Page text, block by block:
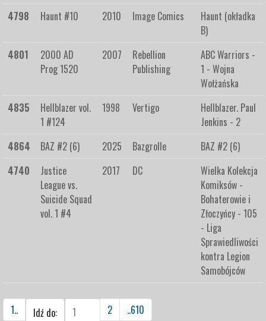
4798
Haunt #10 2010 Image Comics
Haunt (okładka
B)
4801
2000 AD
Prog 1520
2007
Rebellion
Publishing
ABC Warriors -
1 - Wojna
Wołżańska
4835
Hellblazer vol.
1 #124
1998 Vertigo
Hellblazer. Paul
Jenkins - 2
4864
BAZ #2 (6) 2025 Bazgrolle
BAZ #2 (6)
4740
Justice
League vs.
Suicide Squad
vol. 1 #4
2017 DC
Wielka Kolekcja
Komiksów -
Bohaterowie i
Złoczyńcy - 105
- Liga
Sprawiedliwości
kontra Legion
Samobójców
1.. Idź do: 2 ..610